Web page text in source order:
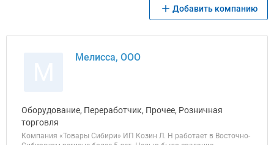
Добавить компанию
Мелисса, ООО
Оборудование, Переработчик, Прочее, Розничная
торговля
Компания «Товары Сибири» ИП Козин Л. Н работает в Восточно-